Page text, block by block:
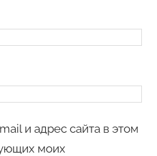
и адрес сайта в этом
моих